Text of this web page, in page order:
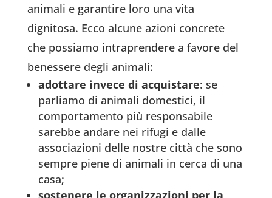
animali e garantire loro una vita
dignitosa. Ecco alcune azioni concrete
che possiamo intraprendere a favore del
benessere degli animali:
adottare invece di acquistare: se
parliamo di animali domestici, il
comportamento più responsabile
sarebbe andare nei rifugi e dalle
associazioni delle nostre città che sono
sempre piene di animali in cerca di una
casa;
sostenere le organizzazioni per la